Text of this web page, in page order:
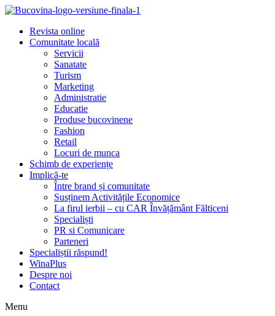
Revista online
Comunitate locală
Servicii
Sanatate
Turism
Marketing
Administratie
Educatie
Produse bucovinene
Fashion
Retail
Locuri de munca
Schimb de experiențe
Implică-te
Între brand și comunitate
Susținem Activitățile Economice
La firul ierbii – cu CAR Învățământ Fălticeni
Specialiști
PR si Comunicare
Parteneri
Specialiștii răspund!
WinaPlus
Despre noi
Contact
Menu